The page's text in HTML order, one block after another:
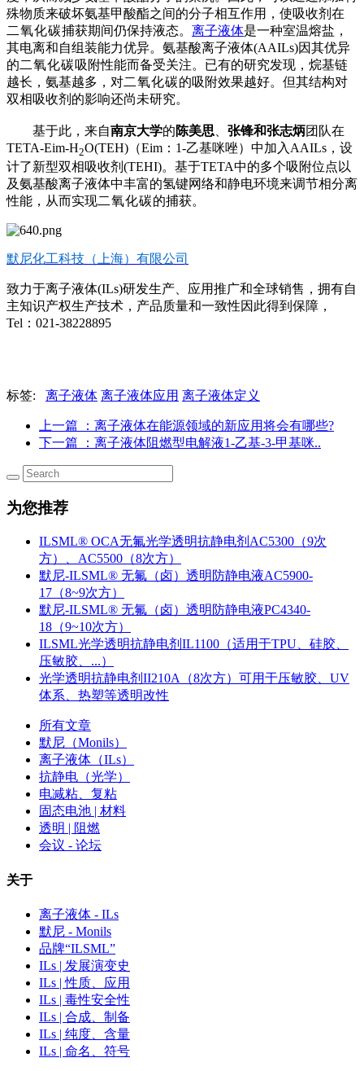
殊物质来破坏氨基甲酸酯之间的分子相互作用，使吸收剂在
二氧化碳捕获期间仍保持液态。 离子液体是一种室温熔盐，
其电离和自组装能力优异。氨基酸离子液体(AAILs)因其优异
的二氧化碳吸附性能而备受关注。已有的研究发现，烷基链
越长，氨基越多，对二氧化碳的吸附效果越好。但其结构对
双相吸收剂的影响还尚未研究。
基于此，来自南京大学的陈美思 张锋和张志炳团队在
TETA-Eim-H2O(TEH) （Eim ： 1-乙基咪唑）中加入 AAILs ，设
计了新型双相吸收剂 (TEHI)。基于TETA中的多个吸附位点以
及氨基酸离子液体中丰富的氢键网络和静电环境来调节相分离
性能，从而实现二氧化碳的捕获。
默尼化工科技（上海）有限公司
致力于离子液体(ILs)研发生产、应用推广和全球销售，拥有自
主知识产权生产技术，产品质量和一致性因此得到保障，
Tel：021-38228895
标签: 离子液体 离子液体应用 离子液体定义
上一篇
：离子液体在能源领域的新应用将会有哪些?
下一篇
：离子液体阻燃型电解液1-乙基-3-甲基咪..
为您推荐
ILSML® OCA无氟光学透明抗静电剂AC5300（9次
方）、AC5500（8次方）
默尼-ILSML® 无氟（卤）透明防静电液AC5900-
17（8~9次方）
默尼-ILSML® 无氟（卤）透明防静电液PC4340-
18（9~10次方）
ILSML光学透明抗静电剂IL1100（适用于TPU、硅胶、
压敏胶、...）
光学透明抗静电剂II210A（8次方）可用于压敏胶、UV
体系、热塑等透明改性
所有文章
默尼（Monils）
离子液体（ILs）
抗静电（光学）
电减粘、复粘
固态电池 | 材料
透明 | 阻燃
会议 - 论坛
关于
离子液体 - ILs
默尼 - Monils
品牌“ILSML”
ILs | 发展演变史
ILs | 性质、应用
ILs | 毒性安全性
ILs | 合成、制备
ILs | 纯度、含量
ILs | 命名、符号